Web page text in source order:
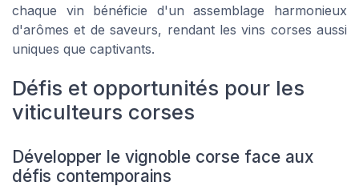
chaque vin bénéficie d'un assemblage harmonieux
d'arômes et de saveurs, rendant les vins corses aussi
uniques que captivants.
Défis et opportunités pour les
viticulteurs corses
Développer le vignoble corse face aux
défis contemporains